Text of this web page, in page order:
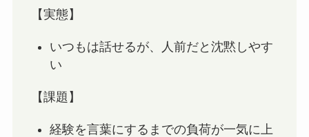
【実態】
いつもは話せるが、人前だと沈黙しやす
い
【課題】
経験を言葉にするまでの負荷が一気に上